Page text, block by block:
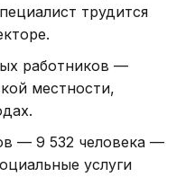
трудится
работников —
местности,
— 9 532 человека —
услуги